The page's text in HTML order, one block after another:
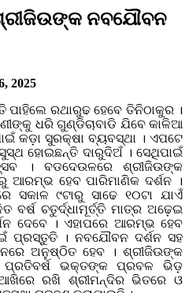
ନବଯୌବନ
2025
ପାହିଲେ ରଥାରୁଢ ହେବେ ତିନିଠାକୁର ।
ଧରି ଗୁଣ୍ଡିଚାବାଡି ଯିବେ କାଳିଆ
କଡ଼ା ସୁରକ୍ଷା ବ୍ୟବସ୍ଥା । ଏପଟେ
ହୋଇଛନ୍ତି ଦାରୁଦିଅଁ । ସେଥିପାଇଁ
। ବଡଦେଉଳରେ ଶ୍ରୀଜିଉଙ୍କ
ଆରମ୍ଭ ହେବ ପାରିମାଣିକ ଦର୍ଶନ ।
ସକାଳ ୯ଟାରୁ ସାଢେ ୧୦ଟା ଯାଏଁ
ବର୍ଷ ଚତୁର୍ଦ୍ଧାମୂର୍ତ୍ତି ମାତ୍ର ଅଢ଼େଇ
ଦେବେ । ଏହାପରେ ଆରମ୍ଭ ହେବ
ପ୍ରସ୍ତୁତି । ନବଯୌବନ ଦର୍ଶନ ସହ
ଅନୁଷ୍ଠିତ ହେବ । ଶ୍ରୀଜିଉଙ୍କ
ପ୍ରତିବର୍ଷ ଭକ୍ତଙ୍କ ପ୍ରବଳ ଭିଡ଼
ରଖି ଶ୍ରୀମନ୍ଦିର ଭିତରେ ଓ